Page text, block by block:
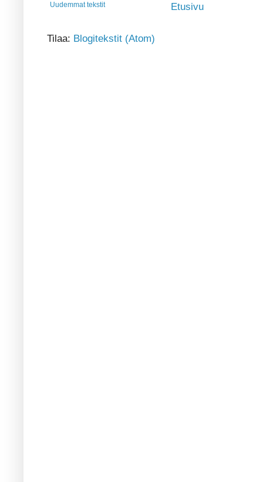
Uudemmat tekstit Etusivu
Tilaa: Blogitekstit (Atom)